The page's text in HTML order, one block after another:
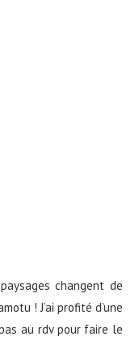
changent de
! J’ai profité d’une
au rdv pour faire le